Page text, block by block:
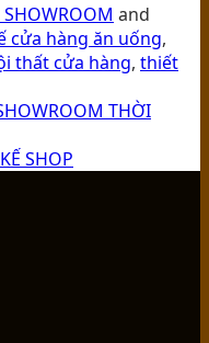
and
cửa hàng ăn uống,
thất cửa hàng, thiết
THỜI
SHOP